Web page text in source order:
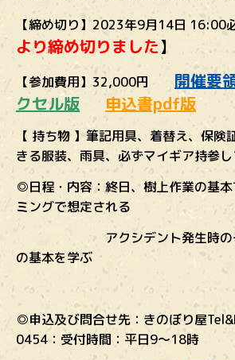
【締め切り】2023年9月14日 16:00
より締め切りました】
【参加費用】32,000円 開催要
クセル版
申込書pdf版
【 持ち物 】筆記用具、着替え、保険
きる服装、雨具、 必ずマイギア持参し
◎日程・内容：終日、樹上作業の基本
ミングで想定される
アクシデント発生時のチ
の基本を学ぶ
◎申込及び問合せ先：きのぼり屋
0454：受付時間：平日9～18時